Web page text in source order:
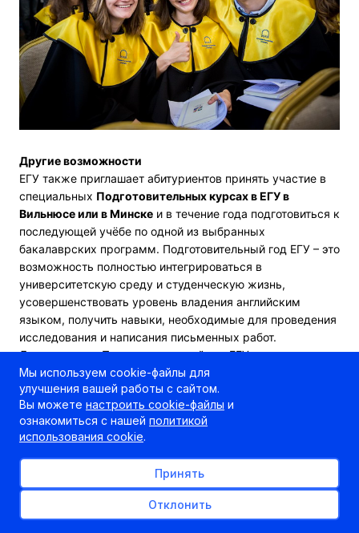
Другие возможности
ЕГУ также приглашает абитуриентов принять участие в
специальных Подготовительных курсах в ЕГУ в
Вильнюсе или в Минске и в течение года подготовиться к
последующей учёбе по одной из выбранных
бакалаврских программ. Подготовительный год ЕГУ – это
возможность полностью интегрироваться в
университетскую среду и студенческую жизнь,
усовершенствовать уровень владения английским
языком, получить навыки, необходимые для проведения
исследования и написания письменных работ.
Документы на Подготовительный год ЕГУ принимаются
до 9 сентября.
До 21 сентябряЕГУ также ведёт приём заявок на
обучение в докторантуре по направлению «Философия».
К участию в конкурсе приглашаются лица, уже имеющие
магистерскую степень или диплом о высшем
образовании (диплом специалиста).
Мы используем cookie-файлы для
улучшения вашей работы с сайтом.
Вы можете настроить cookie-файлы и
ознакомиться с нашей политикой
использования cookie.
Принять
Отклонить